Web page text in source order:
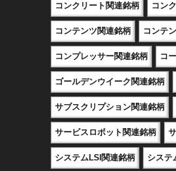
コンクリート関連銘柄 コン
コンテンツ関連銘柄 コンテ
コンプレッサー関連銘柄 コ
ゴールデンウイーク関連銘柄
サブスクリプション関連銘柄
サービスロボット関連銘柄
システムLSI関連銘柄 システ